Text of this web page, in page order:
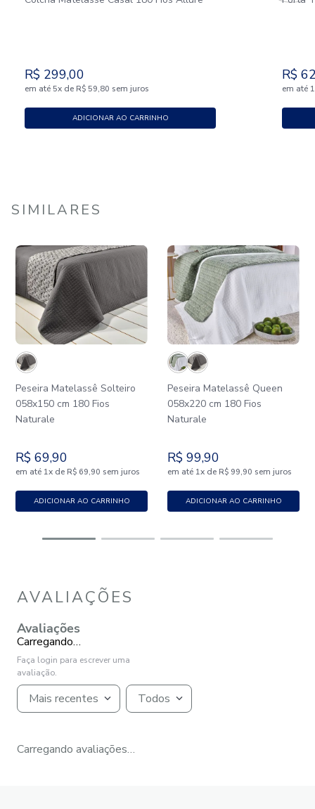
R$ 299,00
em até 5x de R$ 59,80 sem juros
ADICIONAR AO CARRINHO
R$
em até 1
SIMILARES
Peseira Matelassê Solteiro
058x150 cm 180 Fios
Naturale
R$ 69,90
em até 1x de R$ 69,90 sem juros
ADICIONAR AO CARRINHO
Peseira Matelassê Queen
058x220 cm 180 Fios
Naturale
R$ 99,90
em até 1x de R$ 99,90 sem juros
ADICIONAR AO CARRINHO
AVALIAÇÕES
Avaliações
Carregando…
Faça login para escrever uma
avaliação.
Mais recentes Todos
Carregando avaliações…